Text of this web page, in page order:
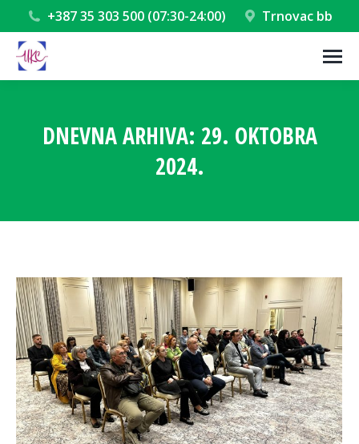
+387 35 303 500 (07:30-24:00) Trnovac bb
DNEVNA ARHIVA: 29. OKTOBRA
2024.